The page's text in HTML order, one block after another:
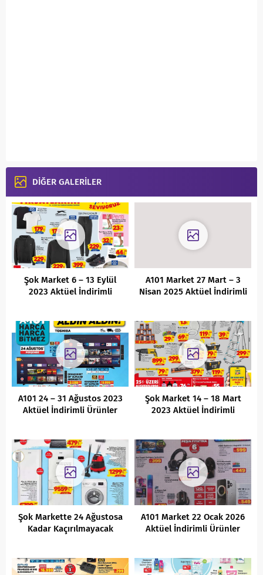
DİĞER GALERİLER
Şok Market 6 – 13 Eylül
2023 Aktüel İndirimli
A101 Market 27 Mart – 3
Nisan 2025 Aktüel İndirimli
A101 24 – 31 Ağustos 2023
Aktüel İndirimli Ürünler
Şok Market 14 – 18 Mart
2023 Aktüel İndirimli
Şok Markette 24 Ağustosa
Kadar Kaçırılmayacak
A101 Market 22 Ocak 2026
Aktüel İndirimli Ürünler